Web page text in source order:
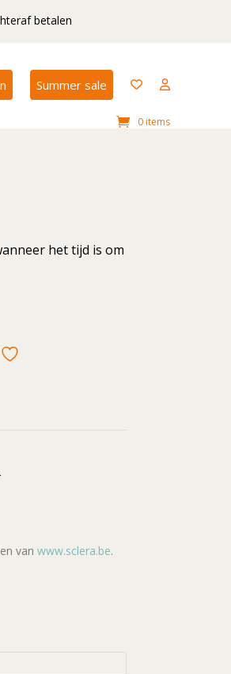
betalen
Summer sale
0 items
het tijd is om
van www.sclera.be.